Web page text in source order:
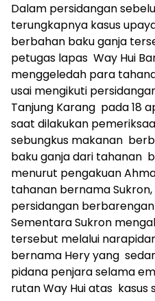
Dalam persidangan
terungkapnya kasus
berbahan baku ganja
petugas lapas Way Hui
menggeledah para
usai mengikuti
Tanjung Karang pada 18
saat dilakukan
sebungkus makanan
baku ganja dari tahanan
menurut pengakuan
tahanan bernama
persidangan
Sementara Sukron
tersebut melalui
bernama Hery yang
pidana penjara selama
rutan Way Hui atas